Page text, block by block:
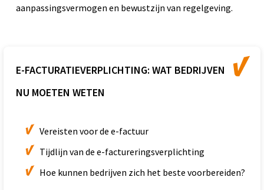
aanpassingsvermogen en bewustzijn van regelgeving.
E-FACTURATIEVERPLICHTING: WAT BEDRIJVEN
NU MOETEN WETEN
Vereisten voor de e-factuur
Tijdlijn van de e-factureringsverplichting
Hoe kunnen bedrijven zich het beste voorbereiden?